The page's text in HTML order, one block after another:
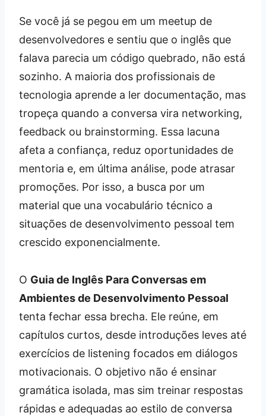
Se você já se pegou em um meetup de
desenvolvedores e sentiu que o inglês que
falava parecia um código quebrado, não está
sozinho. A maioria dos profissionais de
tecnologia aprende a ler documentação, mas
tropeça quando a conversa vira networking,
feedback ou brainstorming. Essa lacuna
afeta a confiança, reduz oportunidades de
mentoria e, em última análise, pode atrasar
promoções. Por isso, a busca por um
material que una vocabulário técnico a
situações de desenvolvimento pessoal tem
crescido exponencialmente.
O Guia de Inglês Para Conversas em
Ambientes de Desenvolvimento Pessoal
tenta fechar essa brecha. Ele reúne, em
capítulos curtos, desde introduções leves até
exercícios de listening focados em diálogos
motivacionais. O objetivo não é ensinar
gramática isolada, mas sim treinar respostas
rápidas e adequadas ao estilo de conversa